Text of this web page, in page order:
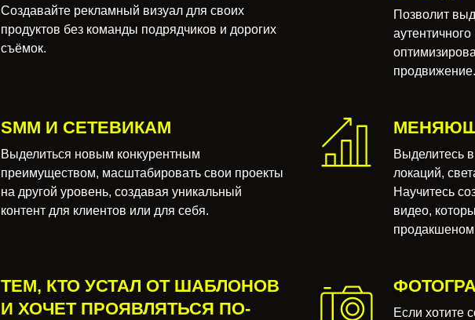
Создавайте рекламный визуал для своих
продуктов без команды подрядчиков и дорогих
съёмок.
Позволит
продвижение.
SMM И СЕТЕВИКАМ
Выделиться новым конкурентным
преимуществом, масштабировать свои проекты
на другой уровень, создавая уникальный
контент для клиентов или для себя.
Выделитесь в
локаций,
Научитесь
видео,
ТЕМ, КТО УСТАЛ ОТ ШАБЛОНОВ
И ХОЧЕТ ПРОЯВЛЯТЬСЯ ПО-
Если хотите